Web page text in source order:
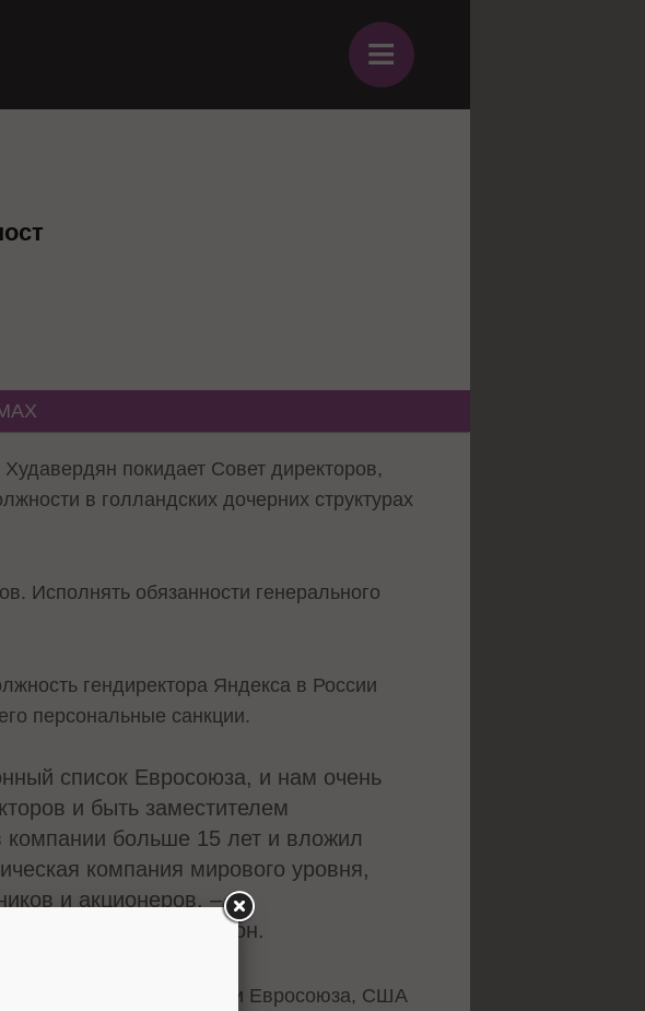
≡
покидает Совет директоров,
в голландских дочерних структурах
Исполнять обязанности генерального
гендиректора Яндекса в России
персональные санкции.
список Евросоюза, и нам очень
и быть заместителем
компании больше 15 лет и вложил
компания мирового уровня,
и акционеров, –
N.V. Джон Бойнтон.
в санкционные списки Евросоюза, США